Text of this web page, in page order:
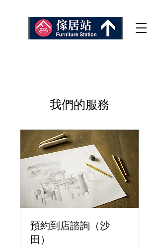
我們的服務
預約到店諮詢（沙
田）